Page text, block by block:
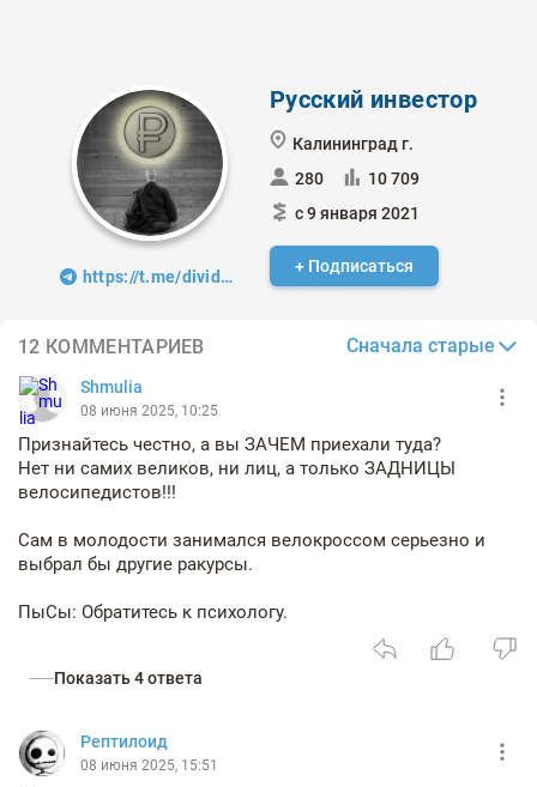
https://t.me/dividendo
Русский инвестор
Калининград г.
280
10 709
с 9 января 2021
+ Подписаться
12 КОММЕНТАРИЕВ Сначала старые
Shmulia
08 июня 2025, 10:25
Признайтесь честно, а вы ЗАЧЕМ приехали туда?
Нет ни самих великов, ни лиц, а только ЗАДНИЦЫ
велосипедистов!!!
Сам в молодости занимался велокроссом серьезно и
выбрал бы другие ракурсы.
ПыСы: Обратитесь к психологу.
Показать 4 ответа
Рептилоид
08 июня 2025, 15:51